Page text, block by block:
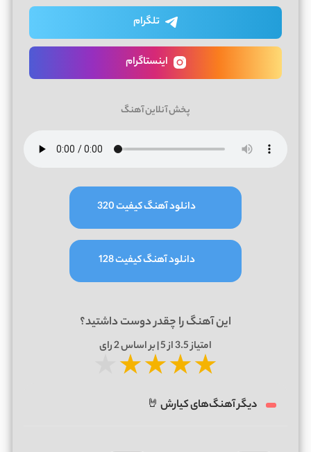
تلگرام
اینستاگرام
پخش آنلاین آهنگ
دانلود آهنگ کیفیت 320
دانلود آهنگ کیفیت 128
این آهنگ را چقدر دوست داشتید؟
امتیاز3.5از 5 | بر اساس 2رای
★★★★
دیگر آهنگ‌های کیارش 🤘